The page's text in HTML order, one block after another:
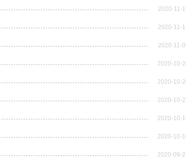
2020-11-
2020-11-
2020-11-
2020-10-
2020-10-
2020-10-
2020-10-
2020-10-
2020-09-